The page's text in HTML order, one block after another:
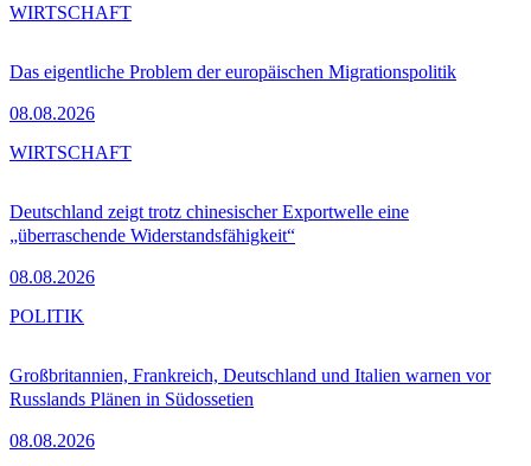
Das eigentliche Problem der europäischen Migrationspolitik
08.08.2026
WIRTSCHAFT
Deutschland zeigt trotz chinesischer Exportwelle eine
„überraschende Widerstandsfähigkeit“
08.08.2026
WIRTSCHAFT
Großbritannien, Frankreich, Deutschland und Italien warnen vor
Russlands Plänen in Südossetien
08.08.2026
POLITIK